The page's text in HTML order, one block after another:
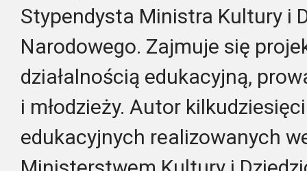
Stypendysta Ministra Kultury i
Narodowego. Zajmuje się
działalnością edukacyjną,
i młodzieży. Autor
edukacyjnych realizowanych